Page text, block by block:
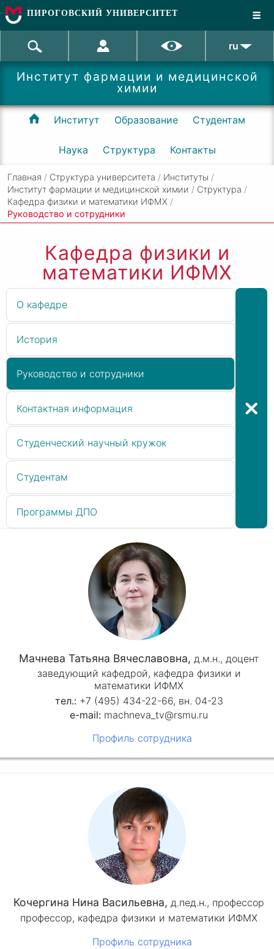
ПИРОГОВСКИЙ УНИВЕРСИТЕТ
ru
Институт фармации и медицинской
химии
Институт Образование Студентам
Наука Структура Контакты
Главная / Структура университета / Институты /
Институт фармации и медицинской химии / Структура /
Кафедра физики и математики ИФМХ /
Руководство и сотрудники
Кафедра физики и
математики ИФМХ
О кафедре
История
Руководство и сотрудники
Контактная информация
Студенческий научный кружок
Студентам
Программы ДПО
Мачнева Татьяна Вячеславовна, д.м.н., доцент
заведующий кафедрой, кафедра физики и
математики ИФМХ
+7 (495) 434-22-66, вн. 04-23
machneva_tv@rsmu.ru
Профиль сотрудника
Кочергина Нина Васильевна,д.пед.н., профессор
профессор, кафедра физики и математики ИФМХ
Профиль сотрудника